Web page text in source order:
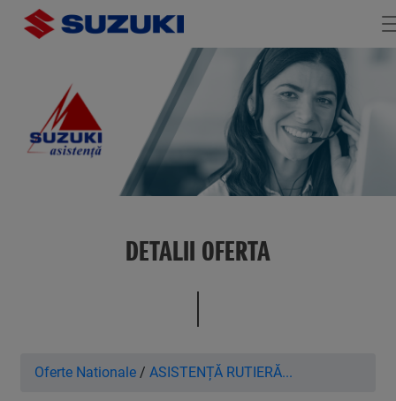
DETALII OFERTA
Oferte Nationale /ASISTENȚĂ RUTIERĂ...